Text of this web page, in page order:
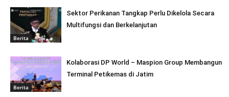
Berita
Sektor Perikanan Tangkap Perlu Dikelola Secara
Multifungsi dan Berkelanjutan
Berita
Kolaborasi DP World – Maspion Group Membangun
Terminal Petikemas di Jatim